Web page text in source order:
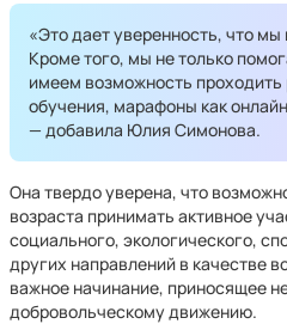
«Это дает уверенность, что
Кроме того, мы не только
имеем возможность проходить
обучения, марафоны как
— добавила Юлия Симонова.
Она твердо уверена, что
возраста принимать активное
социального, экологического,
других направлений в качестве
важное начинание, приносящее
добровольческому движению.